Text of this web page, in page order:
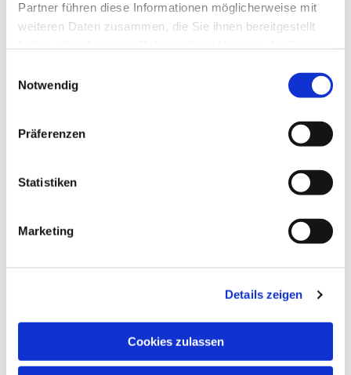
Partner führen diese Informationen möglicherweise mit
weiteren Daten zusammen, die Sie ihnen bereitgestellt
Notwendig
Präferenzen
Statistiken
Marketing
Details zeigen
Cookies zulassen
Dies könnte Sie auch
interessieren